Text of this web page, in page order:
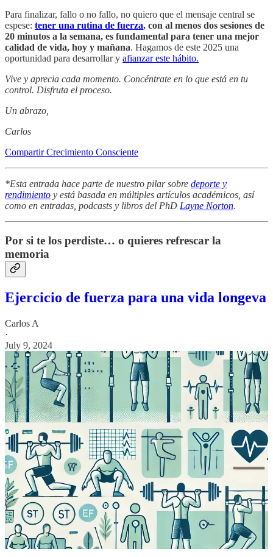
Para finalizar, fallo o no fallo, no quiero que el mensaje central se
espese: tener una rutina de fuerza, con al menos dos sesiones de
20 minutos a la semana, es fundamental para tener una mejor
calidad de vida, hoy y mañana. Hagamos de este 2025 una
oportunidad para desarrollar y afianzar este hábito.
Vive y aprecia cada momento. Concéntrate en lo que está en tu
control. Disfruta el proceso.
Un abrazo,
Carlos
Compartir Crecimiento Consciente
*Esta entrada hace parte de nuestro pilar sobre deporte y
rendimiento y está basada en múltiples artículos académicos, así
como en entradas, podcasts y libros del PhD Layne Norton.
Por si te los perdiste… o quieres refrescar la
memoria
Ejercicio de fuerza para una vida longeva
Carlos A
·
July 9, 2024